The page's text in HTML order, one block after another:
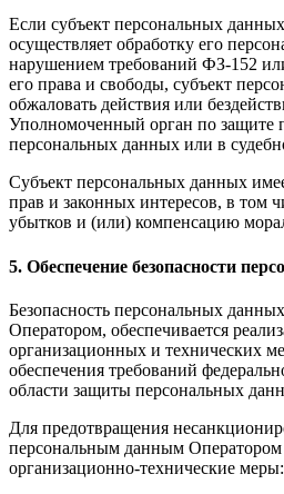
Если субъект персональных
осуществляет обработку его
нарушением требований ФЗ-152
его права и свободы, субъект
обжаловать действия или
Уполномоченный орган по защите
персональных данных или в
Субъект персональных данных
прав и законных интересов, в том
убытков и (или) компенсацию
5. Обеспечение безопасности
Безопасность персональных
Оператором, обеспечивается
организационных и технических
обеспечения требований
области защиты персональных
Для предотвращения
персональным данным
организационно-технические меры: